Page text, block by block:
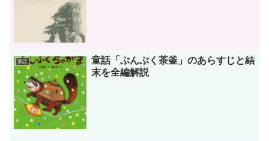
童話
童話「ぶんぶく茶釜」のあらすじと結
末を全編解説